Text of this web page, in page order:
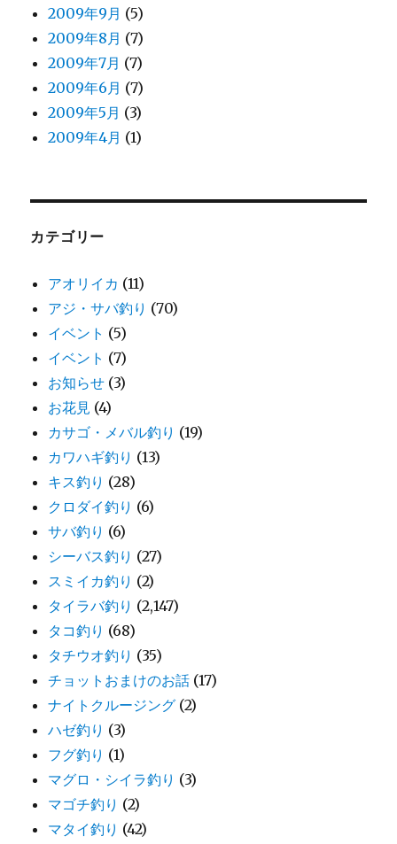
2009年9月 (5)
2009年8月 (7)
2009年7月 (7)
2009年6月 (7)
2009年5月 (3)
2009年4月 (1)
カテゴリー
アオリイカ (11)
アジ・サバ釣り (70)
イベント (5)
イベント (7)
お知らせ (3)
お花見 (4)
カサゴ・メバル釣り (19)
カワハギ釣り (13)
キス釣り (28)
クロダイ釣り (6)
サバ釣り (6)
シーバス釣り (27)
スミイカ釣り (2)
タイラバ釣り (2,147)
タコ釣り (68)
タチウオ釣り (35)
チョットおまけのお話 (17)
ナイトクルージング (2)
ハゼ釣り (3)
フグ釣り (1)
マグロ・シイラ釣り (3)
マゴチ釣り (2)
マタイ釣り (42)